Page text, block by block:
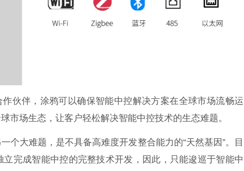
伙伴，涂鸦可以确保智能中控解决方案在全球市场流畅运
市场生态，让客户轻松解决智能中控技术的生态难题。
个大难题，是不具备高难度开发整合能力的“天然基因”。目
完成智能中控的完整技术开发，因此，只能逡巡于智能中